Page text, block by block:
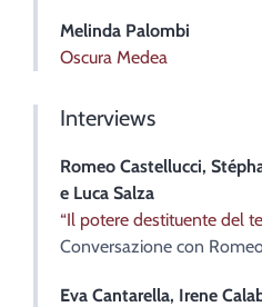
Melinda Palombi
Oscura Medea
Interviews
Romeo Castellucci,
e Luca Salza
“Il potere destituente del
Conversazione con
Eva Cantarella, Irene